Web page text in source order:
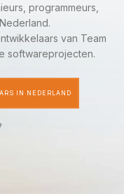
programmeurs,
van Team
softwareprojecten.
IN NEDERLAND